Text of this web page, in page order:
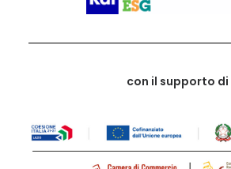
con il supporto di